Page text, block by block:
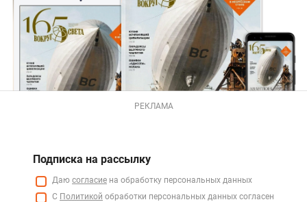
РЕКЛАМА
Подписка на рассылку
Даю согласие на обработку персональных данных
С Политикой обработки персональных данных согласен